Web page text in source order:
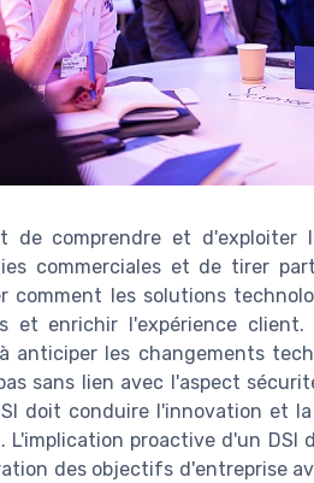
de comprendre et d'exploiter
commerciales et de tirer
comment les solutions
et enrichir l'expérience client.
anticiper les changements
sans lien avec l'aspect
doit conduire l'innovation et
proactive d'un DSI
des objectifs d'entreprise